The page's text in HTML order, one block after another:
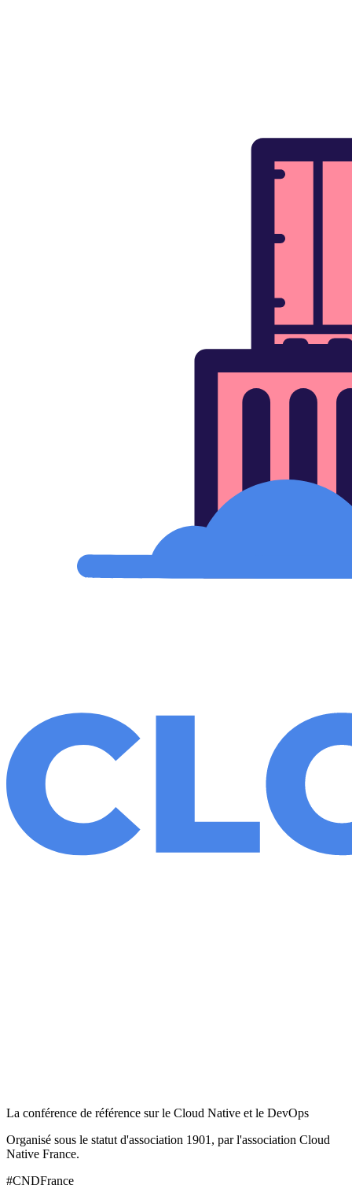
La conférence de référence sur le Cloud Native et le DevOps
Organisé sous le statut d'association 1901, par l'association Cloud
Native France.
#CNDFrance